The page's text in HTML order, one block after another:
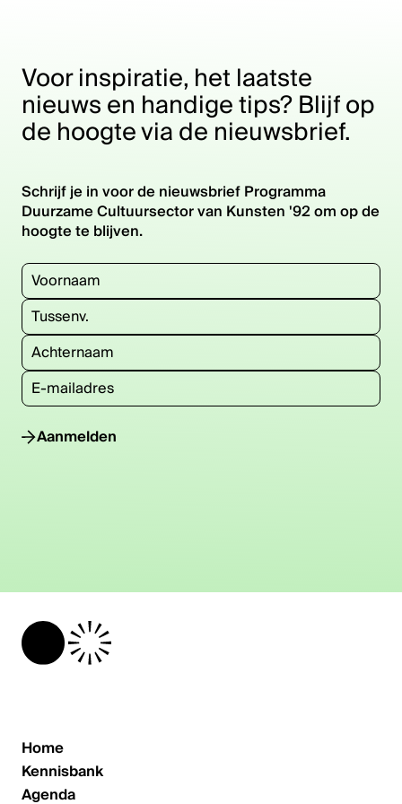
Voor inspiratie, het laatste
nieuws en handige tips? Blijf op
de hoogte via de nieuwsbrief.
Schrijf je in voor de nieuwsbrief Programma
Duurzame Cultuursector van Kunsten '92 om op de
hoogte te blijven.
Aanmelden
Home
Kennisbank
Agenda